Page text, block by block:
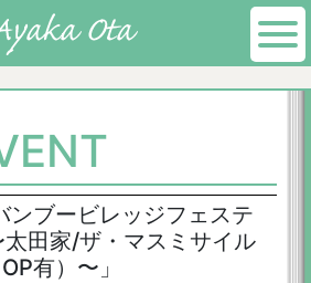
ンブービレッジフェステ
田家/ザ・マスミサイル
有）〜」